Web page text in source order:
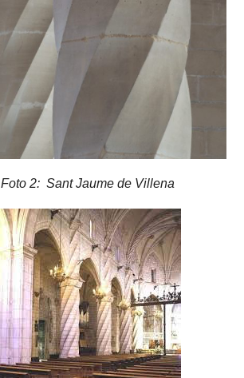
Foto 2: Sant Jaume de Villena